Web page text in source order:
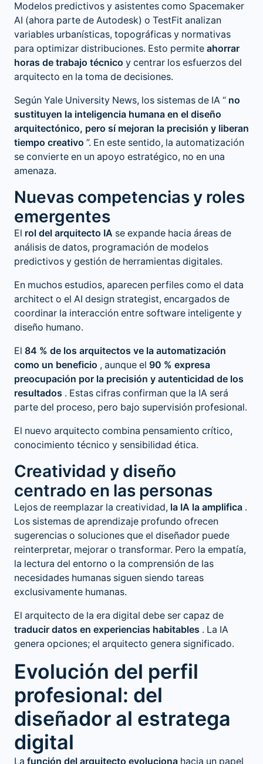
Modelos predictivos y asistentes como Spacemaker
AI (ahora parte de Autodesk) o TestFit analizan
variables urbanísticas, topográficas y normativas
para optimizar distribuciones. Esto permite ahorrar
horas de trabajo técnico y centrar los esfuerzos del
arquitecto en la toma de decisiones.
Según Yale University News, los sistemas de IA “ no
sustituyen la inteligencia humana en el diseño
arquitectónico, pero sí mejoran la precisión y liberan
tiempo creativo ”. En este sentido, la automatización
se convierte en un apoyo estratégico, no en una
amenaza.
Nuevas competencias y roles
emergentes
El rol del arquitecto IA se expande hacia áreas de
análisis de datos, programación de modelos
predictivos y gestión de herramientas digitales.
En muchos estudios, aparecen perfiles como el data
architect o el AI design strategist, encargados de
coordinar la interacción entre software inteligente y
diseño humano.
El 84 % de los arquitectos ve la automatización
como un beneficio , aunque el 90 % expresa
preocupación por la precisión y autenticidad de los
resultados . Estas cifras confirman que la IA será
parte del proceso, pero bajo supervisión profesional.
El nuevo arquitecto combina pensamiento crítico,
conocimiento técnico y sensibilidad ética.
Creatividad y diseño
centrado en las personas
Lejos de reemplazar la creatividad, la IA la amplifica .
Los sistemas de aprendizaje profundo ofrecen
sugerencias o soluciones que el diseñador puede
reinterpretar, mejorar o transformar. Pero la empatía,
la lectura del entorno o la comprensión de las
necesidades humanas siguen siendo tareas
exclusivamente humanas.
El arquitecto de la era digital debe ser capaz de
traducir datos en experiencias habitables . La IA
genera opciones; el arquitecto genera significado.
Evolución del perfil
profesional: del
diseñador al estratega
digital
La función del arquitecto evoluciona hacia un papel